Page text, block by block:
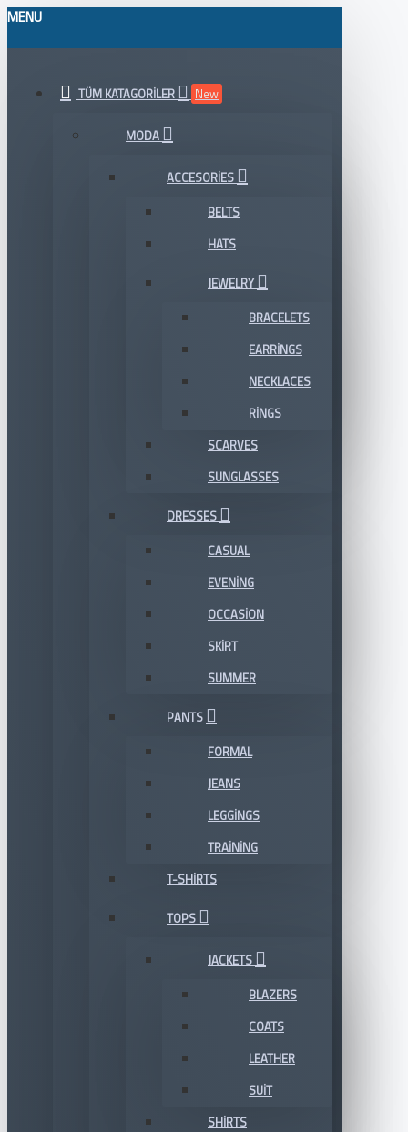
MENU
TÜM KATAGORILER New
MODA
ACCESORIES
BELTS
HATS
JEWELRY
BRACELETS
EARRINGS
NECKLACES
RINGS
SCARVES
SUNGLASSES
DRESSES
CASUAL
EVENING
OCCASION
SKIRT
SUMMER
PANTS
FORMAL
JEANS
LEGGINGS
TRAINING
T-SHIRTS
TOPS
JACKETS
BLAZERS
COATS
LEATHER
SUIT
SHIRTS